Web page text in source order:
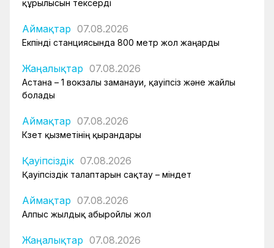
құрылысын тексерді
Аймақтар 07.08.2026
Екпінді станциясында 800 метр жол жаңарды
Жаңалықтар 07.08.2026
Астана – 1 вокзалы заманауи, қауіпсіз және жайлы
болады
Аймақтар 07.08.2026
Күзет қызметінің қырандары
Қауіпсіздік 07.08.2026
Қауіпсіздік талаптарын сақтау – міндет
Аймақтар 07.08.2026
Алпыс жылдық абыройлы жол
Жаңалықтар 07.08.2026